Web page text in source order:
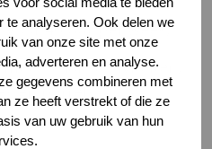
te analyseren. Ook delen we
van onze site met onze
adverteren en analyse.
gegevens combineren met
ze heeft verstrekt of die ze
van uw gebruik van hun
voor 40 uur per week;
sociale activiteiten,
en borrels.